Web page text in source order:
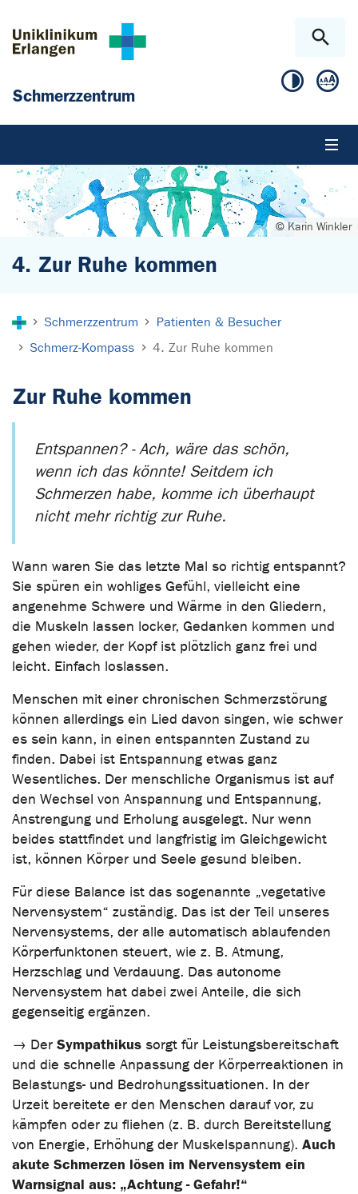
Schmerzzentrum
© Karin Winkler
4. Zur Ruhe kommen
Schmerzzentrum
Patienten & Besucher
Schmerz-Kompass
4. Zur Ruhe kommen
Zur Ruhe kommen
Entspannen? - Ach, wäre das schön,
wenn ich das könnte! Seitdem ich
Schmerzen habe, komme ich überhaupt
nicht mehr richtig zur Ruhe.
Wann waren Sie das letzte Mal so richtig entspannt?
Sie spüren ein wohliges Gefühl, vielleicht eine
angenehme Schwere und Wärme in den Gliedern,
die Muskeln lassen locker, Gedanken kommen und
gehen wieder, der Kopf ist plötzlich ganz frei und
leicht. Einfach loslassen.
Menschen mit einer chronischen Schmerzstörung
können allerdings ein Lied davon singen, wie schwer
es sein kann, in einen entspannten Zustand zu
finden. Dabei ist Entspannung etwas ganz
Wesentliches. Der menschliche Organismus ist auf
den Wechsel von Anspannung und Entspannung,
Anstrengung und Erholung ausgelegt. Nur wenn
beides stattfindet und langfristig im Gleichgewicht
ist, können Körper und Seele gesund bleiben.
Für diese Balance ist das sogenannte „vegetative
Nervensystem“ zuständig. Das ist der Teil unseres
Nervensystems, der alle automatisch ablaufenden
Körperfunktonen steuert, wie z. B. Atmung,
Herzschlag und Verdauung. Das autonome
Nervensystem hat dabei zwei Anteile, die sich
gegenseitig ergänzen.
→ Der Sympathikus sorgt für Leistungsbereitschaft
und die schnelle Anpassung der Körperreaktionen in
Belastungs- und Bedrohungssituationen. In der
Urzeit bereitete er den Menschen darauf vor, zu
kämpfen oder zu fliehen (z. B. durch Bereitstellung
von Energie, Erhöhung der Muskelspannung). Auch
akute Schmerzen lösen im Nervensystem ein
Warnsignal aus: „Achtung - Gefahr!“